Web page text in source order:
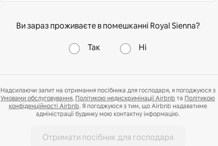
Ви зараз проживаєте в помешканні Royal Sienna?
Так Ні
Надсилаючи запит на отримання посібника для господаря, я погоджуюся з
Умовами обслуговування, Політикою недискримінації Airbnb та Політикою
конфіденційності Airbnb. Я погоджуюся з тим, що Airbnb надаватиме
адміністрації будинку мою контактну інформацію.
Отримати посібник для господаря